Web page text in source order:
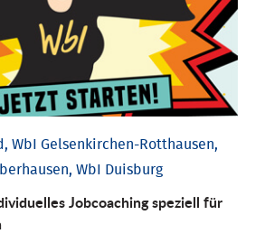
WbI Gelsenkirchen-Rotthausen,
WbI Duisburg
Job­coaching speziell für